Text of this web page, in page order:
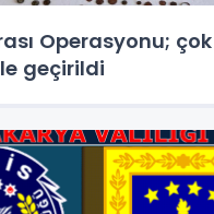
Operasyonu;
geçirildi